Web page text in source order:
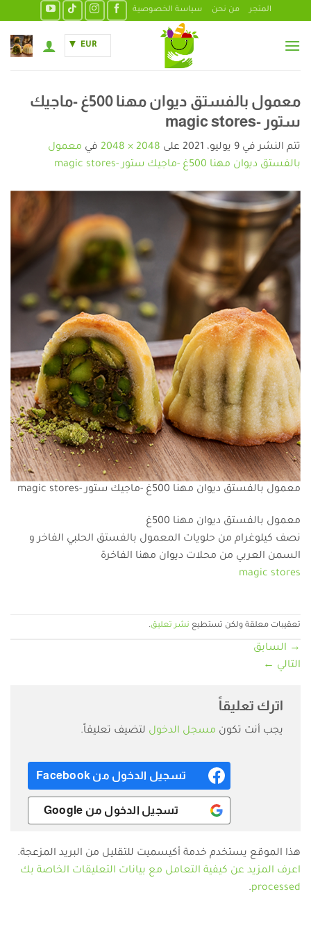
المتجر من نحن سياسة الخصوصية
EUR
معمول بالفستق ديوان مهنا 500غ -ماجيك
ستور -magic stores
تتم النشر في 9 يوليو، 2021 على 2048 × 2048 في معمول
بالفستق ديوان مهنا 500غ -ماجيك ستور -magic stores
معمول بالفستق ديوان مهنا 500غ -ماجيك ستور -magic stores
معمول بالفستق ديوان مهنا 500غ
نصف كيلوغرام من حلويات المعمول بالفستق الحلبي الفاخر و
السمن العربي من محلات ديوان مهنا الفاخرة
magic stores
تعقيبات معلقة ولكن تستطيع نشر تعليق.
→ السابق
التالي ←
اترك تعليقاً
يجب أنت تكون مسجل الدخول لتضيف تعليقاً.
تسجيل الدخول من Facebook
تسجيل الدخول من Google
هذا الموقع يستخدم خدمة أكيسميت للتقليل من البريد المزعجة.
اعرف المزيد عن كيفية التعامل مع بيانات التعليقات الخاصة بك
processed
.